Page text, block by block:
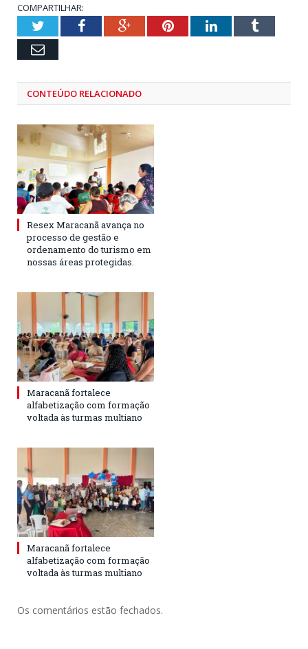
COMPARTILHAR:
TwitterFacebookGoogle+PinterestLinkedInTumblr
Email
CONTEÚDO RELACIONADO
Resex Maracanã avança no
processo de gestão e
ordenamento do turismo em
nossas áreas protegidas.
Maracanã fortalece
alfabetização com formação
voltada às turmas multiano
Maracanã fortalece
alfabetização com formação
voltada às turmas multiano
Os comentários estão fechados.